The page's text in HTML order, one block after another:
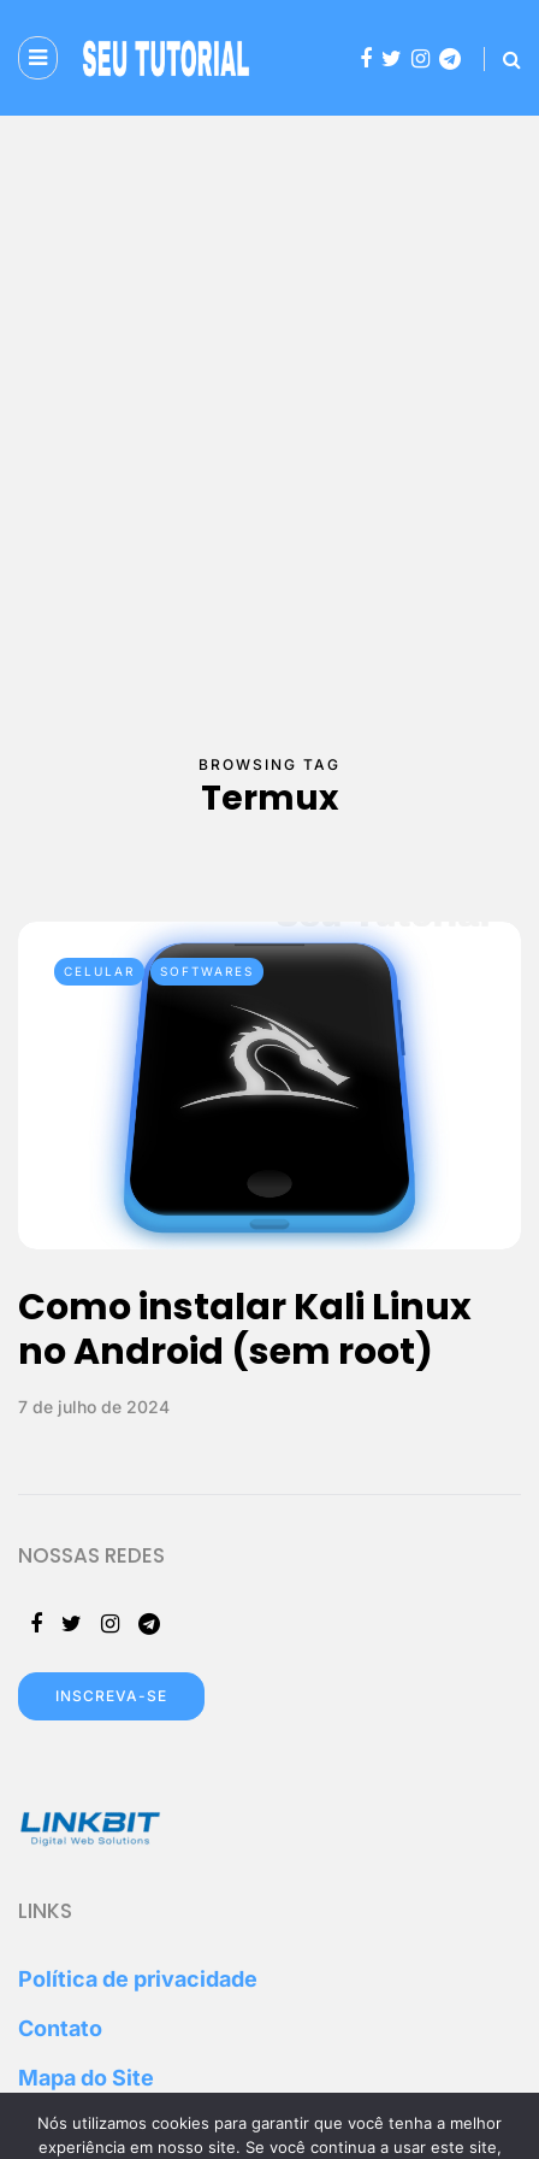
BROWSING TAG
Termux
CELULAR SOFTWARES
Como instalar Kali Linux
no Android (sem root)
7 de julho de 2024
LINKS
Política de privacidade
Contato
Mapa do Site
Parceiros
NOSSAS REDES
INSCREVA-SE
Nós utilizamos cookies para garantir que você tenha a melhor
experiência em nosso site. Se você continua a usar este site,